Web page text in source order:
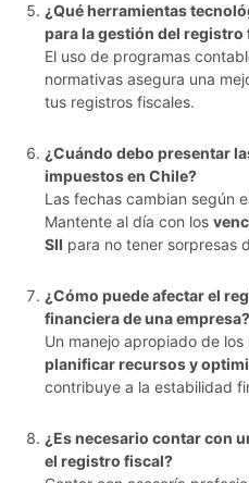
¿Qué herramientas
para la gestión del registro
El uso de programas
normativas asegura una
tus registros fiscales.
¿Cuándo debo presentar
impuestos en Chile?
Las fechas cambian según
Mantente al día con los
SII para no tener sorpresas
¿Cómo puede afectar el
financiera de una empresa?
Un manejo apropiado de
planificar recursos y
contribuye a la estabilidad
¿Es necesario contar con
el registro fiscal?